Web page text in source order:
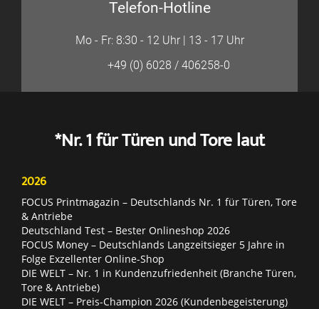
Telefon-Hotline
Mo - Fr: 8:30 - 12 Uhr | 13 - 17 Uhr
+49 (0) 6028 / 406258-0
*Nr. 1 für Türen und Tore laut
2026
FOCUS Printmagazin – Deutschlands Nr. 1 für Türen, Tore
& Antriebe
Deutschland Test – Bester Onlineshop 2026
FOCUS Money – Deutschlands Langzeitsieger 5 Jahre in
Folge Exzellenter Online-Shop
DIE WELT – Nr. 1 in Kundenzufriedenheit (Branche Türen,
Tore & Antriebe)
DIE WELT – Preis-Champion 2026 (Kundenbegeisterung)